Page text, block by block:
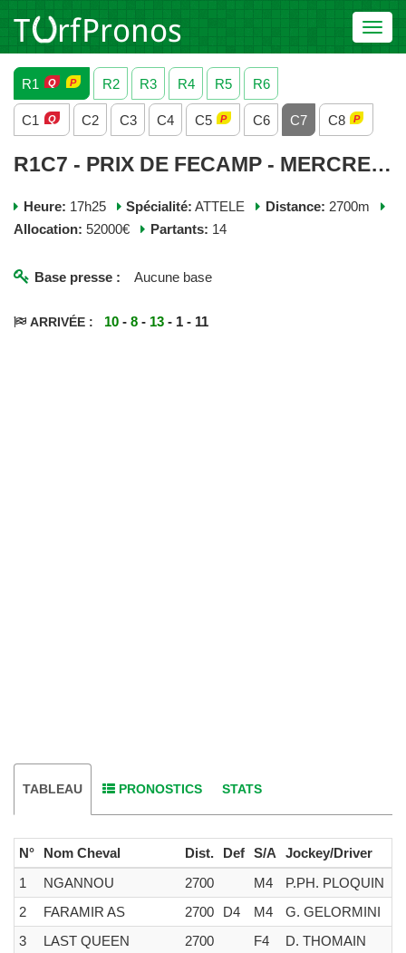
R1
R2 R3 R4 R5 R6
C1 C2 C3 C4 C5 C6 C7 C8
R1C7 - PRIX DE FECAMP - MERCREDI 14 MAI 2025
Heure: 17h25 Spécialité: ATTELE Distance: 2700m
Allocation: 52000€ Partants: 14
Base presse : Aucune base
ARRIVÉE : 10 -8 - 13 - 1 - 11
TABLEAU PRONOSTICS STATS
N° Nom Cheval Dist. Def S/A Jockey/Driver
1
NGANNOU 2700 M4 P.PH. PLOQUIN
2
FARAMIR AS 2700 D4 M4 G. GELORMINI
3
LAST QUEEN 2700 F4 D. THOMAIN